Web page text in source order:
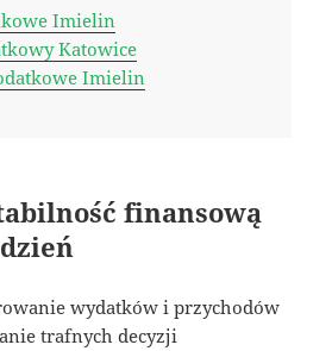
Imielin
Katowice
Imielin
finansową
wydatków i przychodów
trafnych decyzji